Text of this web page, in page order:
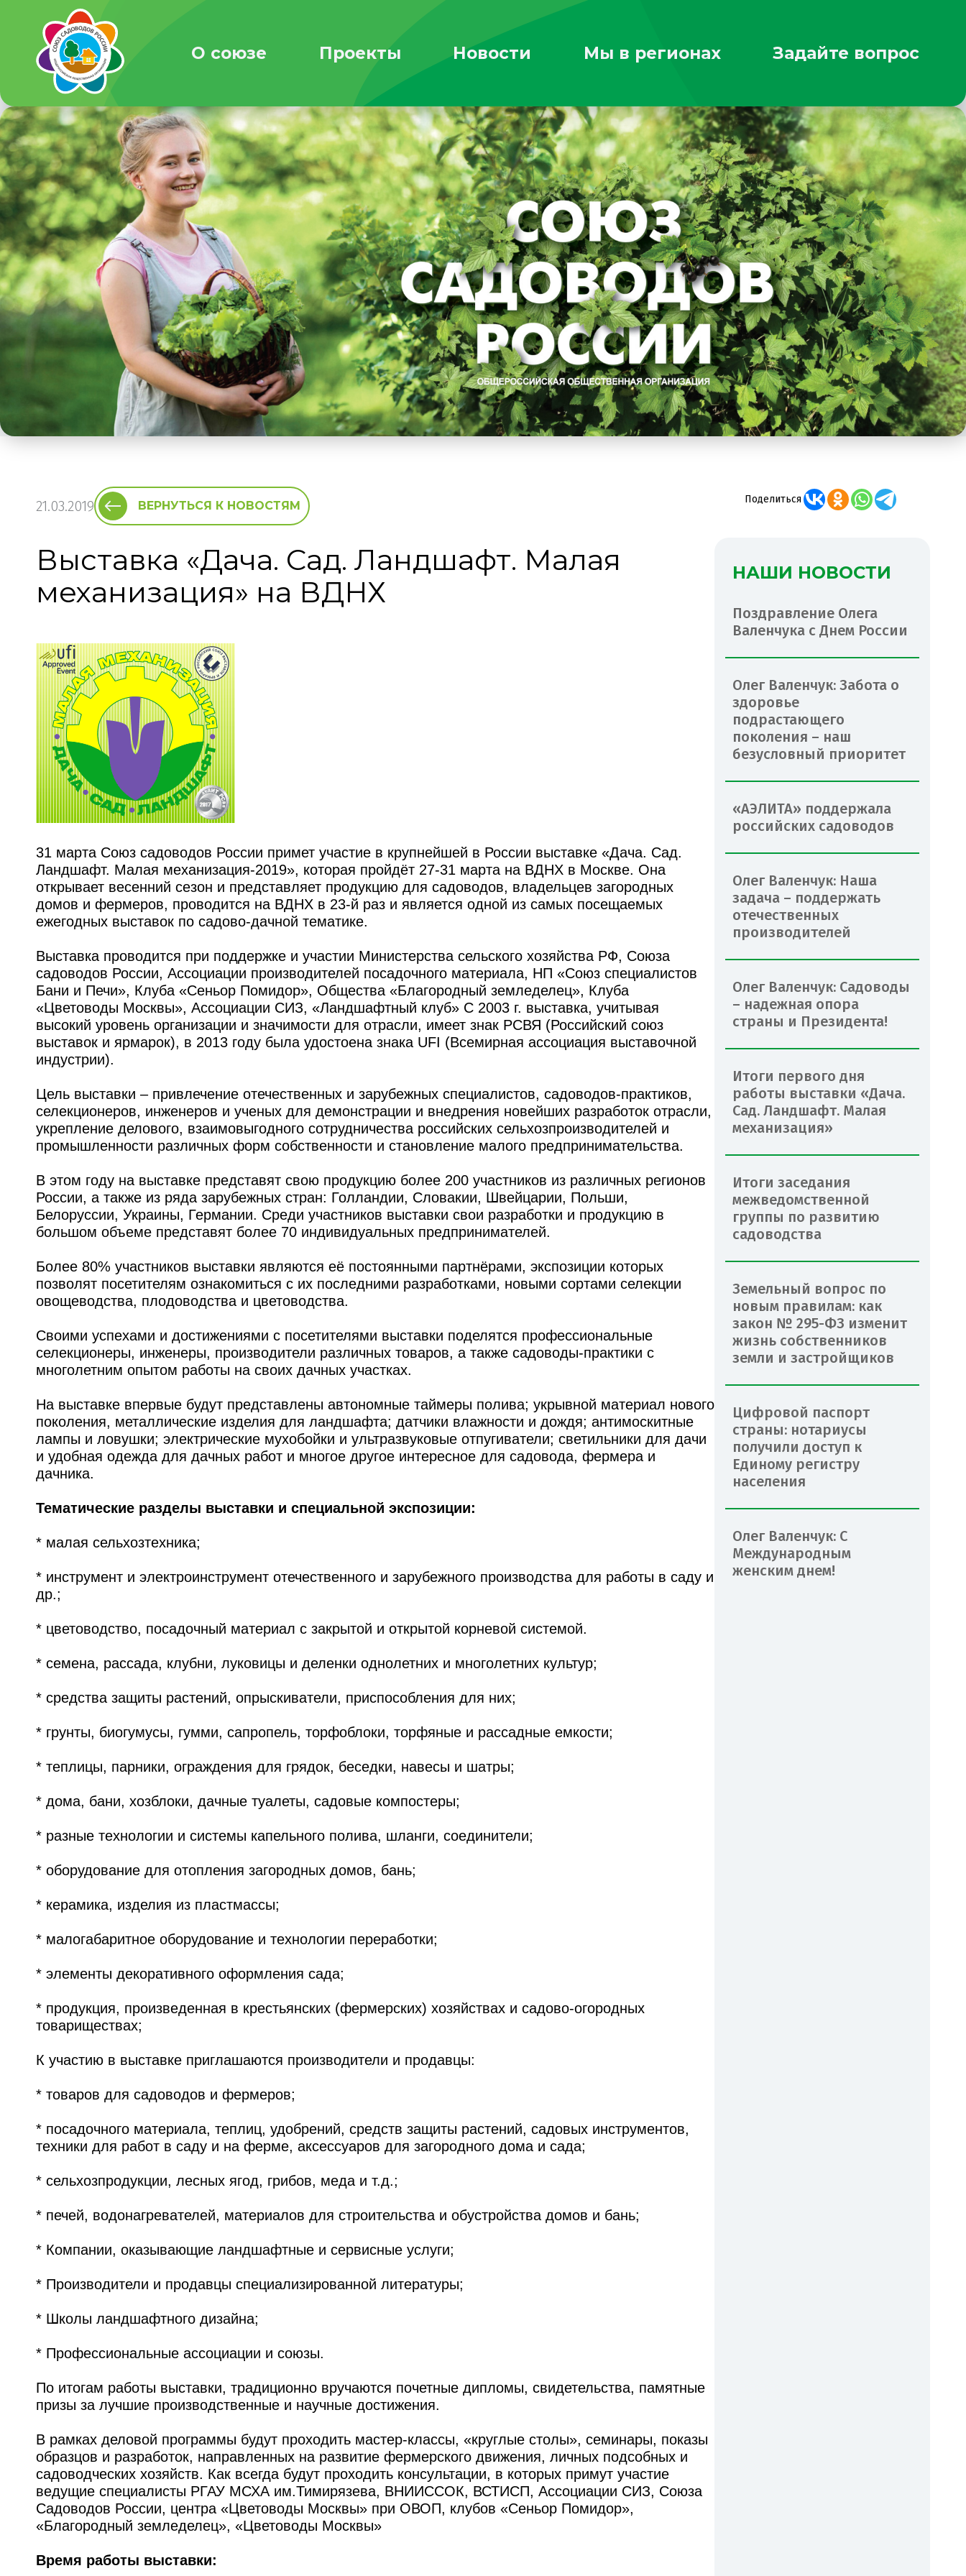
О союзе Проекты Новости Мы в регионах Задайте вопрос
21.03.2019 ВЕРНУТЬСЯ К НОВОСТЯМ
Выставка «Дача. Сад. Ландшафт. Малая
механизация» на ВДНХ
31 марта Союз садоводов России примет участие в крупнейшей в России выставке «Дача. Сад.
Ландшафт. Малая механизация-2019», которая пройдёт 27-31 марта на ВДНХ в Москве. Она
открывает весенний сезон и представляет продукцию для садоводов, владельцев загородных
домов и фермеров, проводится на ВДНХ в 23-й раз и является одной из самых посещаемых
ежегодных выставок по садово-дачной тематике.
Выставка проводится при поддержке и участии Министерства сельского хозяйства РФ, Союза
садоводов России, Ассоциации производителей посадочного материала, НП «Союз специалистов
Бани и Печи», Клуба «Сеньор Помидор», Общества «Благородный земледелец», Клуба
«Цветоводы Москвы», Ассоциации СИЗ, «Ландшафтный клуб» С 2003 г. выставка, учитывая
высокий уровень организации и значимости для отрасли, имеет знак РСВЯ (Российский союз
выставок и ярмарок), в 2013 году была удостоена знака UFI (Всемирная ассоциация выставочной
индустрии).
Цель выставки – привлечение отечественных и зарубежных специалистов, садоводов-практиков,
селекционеров, инженеров и ученых для демонстрации и внедрения новейших разработок отрасли,
укрепление делового, взаимовыгодного сотрудничества российских сельхозпроизводителей и
промышленности различных форм собственности и становление малого предпринимательства.
В этом году на выставке представят свою продукцию более 200 участников из различных регионов
России, а также из ряда зарубежных стран: Голландии, Словакии, Швейцарии, Польши,
Белоруссии, Украины, Германии. Среди участников выставки свои разработки и продукцию в
большом объеме представят более 70 индивидуальных предпринимателей.
Более 80% участников выставки являются её постоянными партнёрами, экспозиции которых
позволят посетителям ознакомиться с их последними разработками, новыми сортами селекции
овощеводства, плодоводства и цветоводства.
Своими успехами и достижениями с посетителями выставки поделятся профессиональные
селекционеры, инженеры, производители различных товаров, а также садоводы-практики с
многолетним опытом работы на своих дачных участках.
На выставке впервые будут представлены автономные таймеры полива; укрывной материал нового
поколения, металлические изделия для ландшафта; датчики влажности и дождя; антимоскитные
лампы и ловушки; электрические мухобойки и ультразвуковые отпугиватели; светильники для дачи
и удобная одежда для дачных работ и многое другое интересное для садовода, фермера и
дачника.
Тематические разделы выставки и специальной экспозиции:
* малая сельхозтехника;
* инструмент и электроинструмент отечественного и зарубежного производства для работы в саду и
др.;
* цветоводство, посадочный материал с закрытой и открытой корневой системой.
* семена, рассада, клубни, луковицы и деленки однолетних и многолетних культур;
* средства защиты растений, опрыскиватели, приспособления для них;
* грунты, биогумусы, гумми, сапропель, торфоблоки, торфяные и рассадные емкости;
* теплицы, парники, ограждения для грядок, беседки, навесы и шатры;
* дома, бани, хозблоки, дачные туалеты, садовые компостеры;
* разные технологии и системы капельного полива, шланги, соединители;
* оборудование для отопления загородных домов, бань;
* керамика, изделия из пластмассы;
* малогабаритное оборудование и технологии переработки;
* элементы декоративного оформления сада;
* продукция, произведенная в крестьянских (фермерских) хозяйствах и садово-огородных
товариществах;
К участию в выставке приглашаются производители и продавцы:
* товаров для садоводов и фермеров;
* посадочного материала, теплиц, удобрений, средств защиты растений, садовых инструментов,
техники для работ в саду и на ферме, аксессуаров для загородного дома и сада;
* сельхозпродукции, лесных ягод, грибов, меда и т.д.;
* печей, водонагревателей, материалов для строительства и обустройства домов и бань;
* Компании, оказывающие ландшафтные и сервисные услуги;
* Производители и продавцы специализированной литературы;
* Школы ландшафтного дизайна;
* Профессиональные ассоциации и союзы.
По итогам работы выставки, традиционно вручаются почетные дипломы, свидетельства, памятные
призы за лучшие производственные и научные достижения.
В рамках деловой программы будут проходить мастер-классы, «круглые столы», семинары, показы
образцов и разработок, направленных на развитие фермерского движения, личных подсобных и
садоводческих хозяйств. Как всегда будут проходить консультации, в которых примут участие
ведущие специалисты РГАУ МСХА им.Тимирязева, ВНИИССОК, ВСТИСП, Ассоциации СИЗ, Союза
Садоводов России, центра «Цветоводы Москвы» при ОВОП, клубов «Сеньор Помидор»,
«Благородный земледелец», «Цветоводы Москвы»
Время работы выставки:
Поделиться
НАШИ НОВОСТИ
Поздравление Олега
Валенчука с Днем России
Олег Валенчук: Забота о
здоровье
подрастающего
поколения – наш
безусловный приоритет
«АЭЛИТА» поддержала
российских садоводов
Олег Валенчук: Наша
задача – поддержать
отечественных
производителей
Олег Валенчук: Садоводы
– надежная опора
страны и Президента!
Итоги первого дня
работы выставки «Дача.
Сад. Ландшафт. Малая
механизация»
Итоги заседания
межведомственной
группы по развитию
садоводства
Земельный вопрос по
новым правилам: как
закон № 295-ФЗ изменит
жизнь собственников
земли и застройщиков
Цифровой паспорт
страны: нотариусы
получили доступ к
Единому регистру
населения
Олег Валенчук: С
Международным
женским днем!